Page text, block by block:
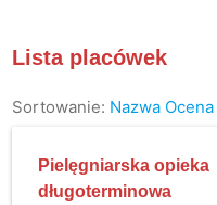
Lista placówek
Sortowanie: Nazwa Ocena
Pielęgniarska opieka
długoterminowa